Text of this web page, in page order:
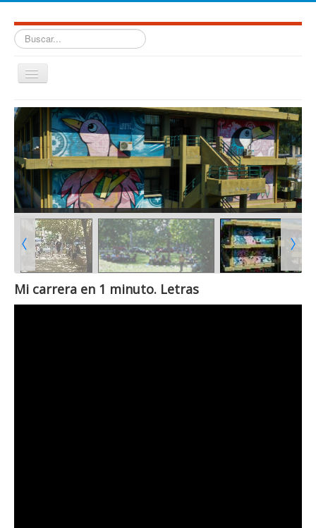
Buscar...
Cambiar
navegación
≡
Facultad de Humanidades. Universidad Nacional de Salta.
Mi carrera en 1 minuto. Letras